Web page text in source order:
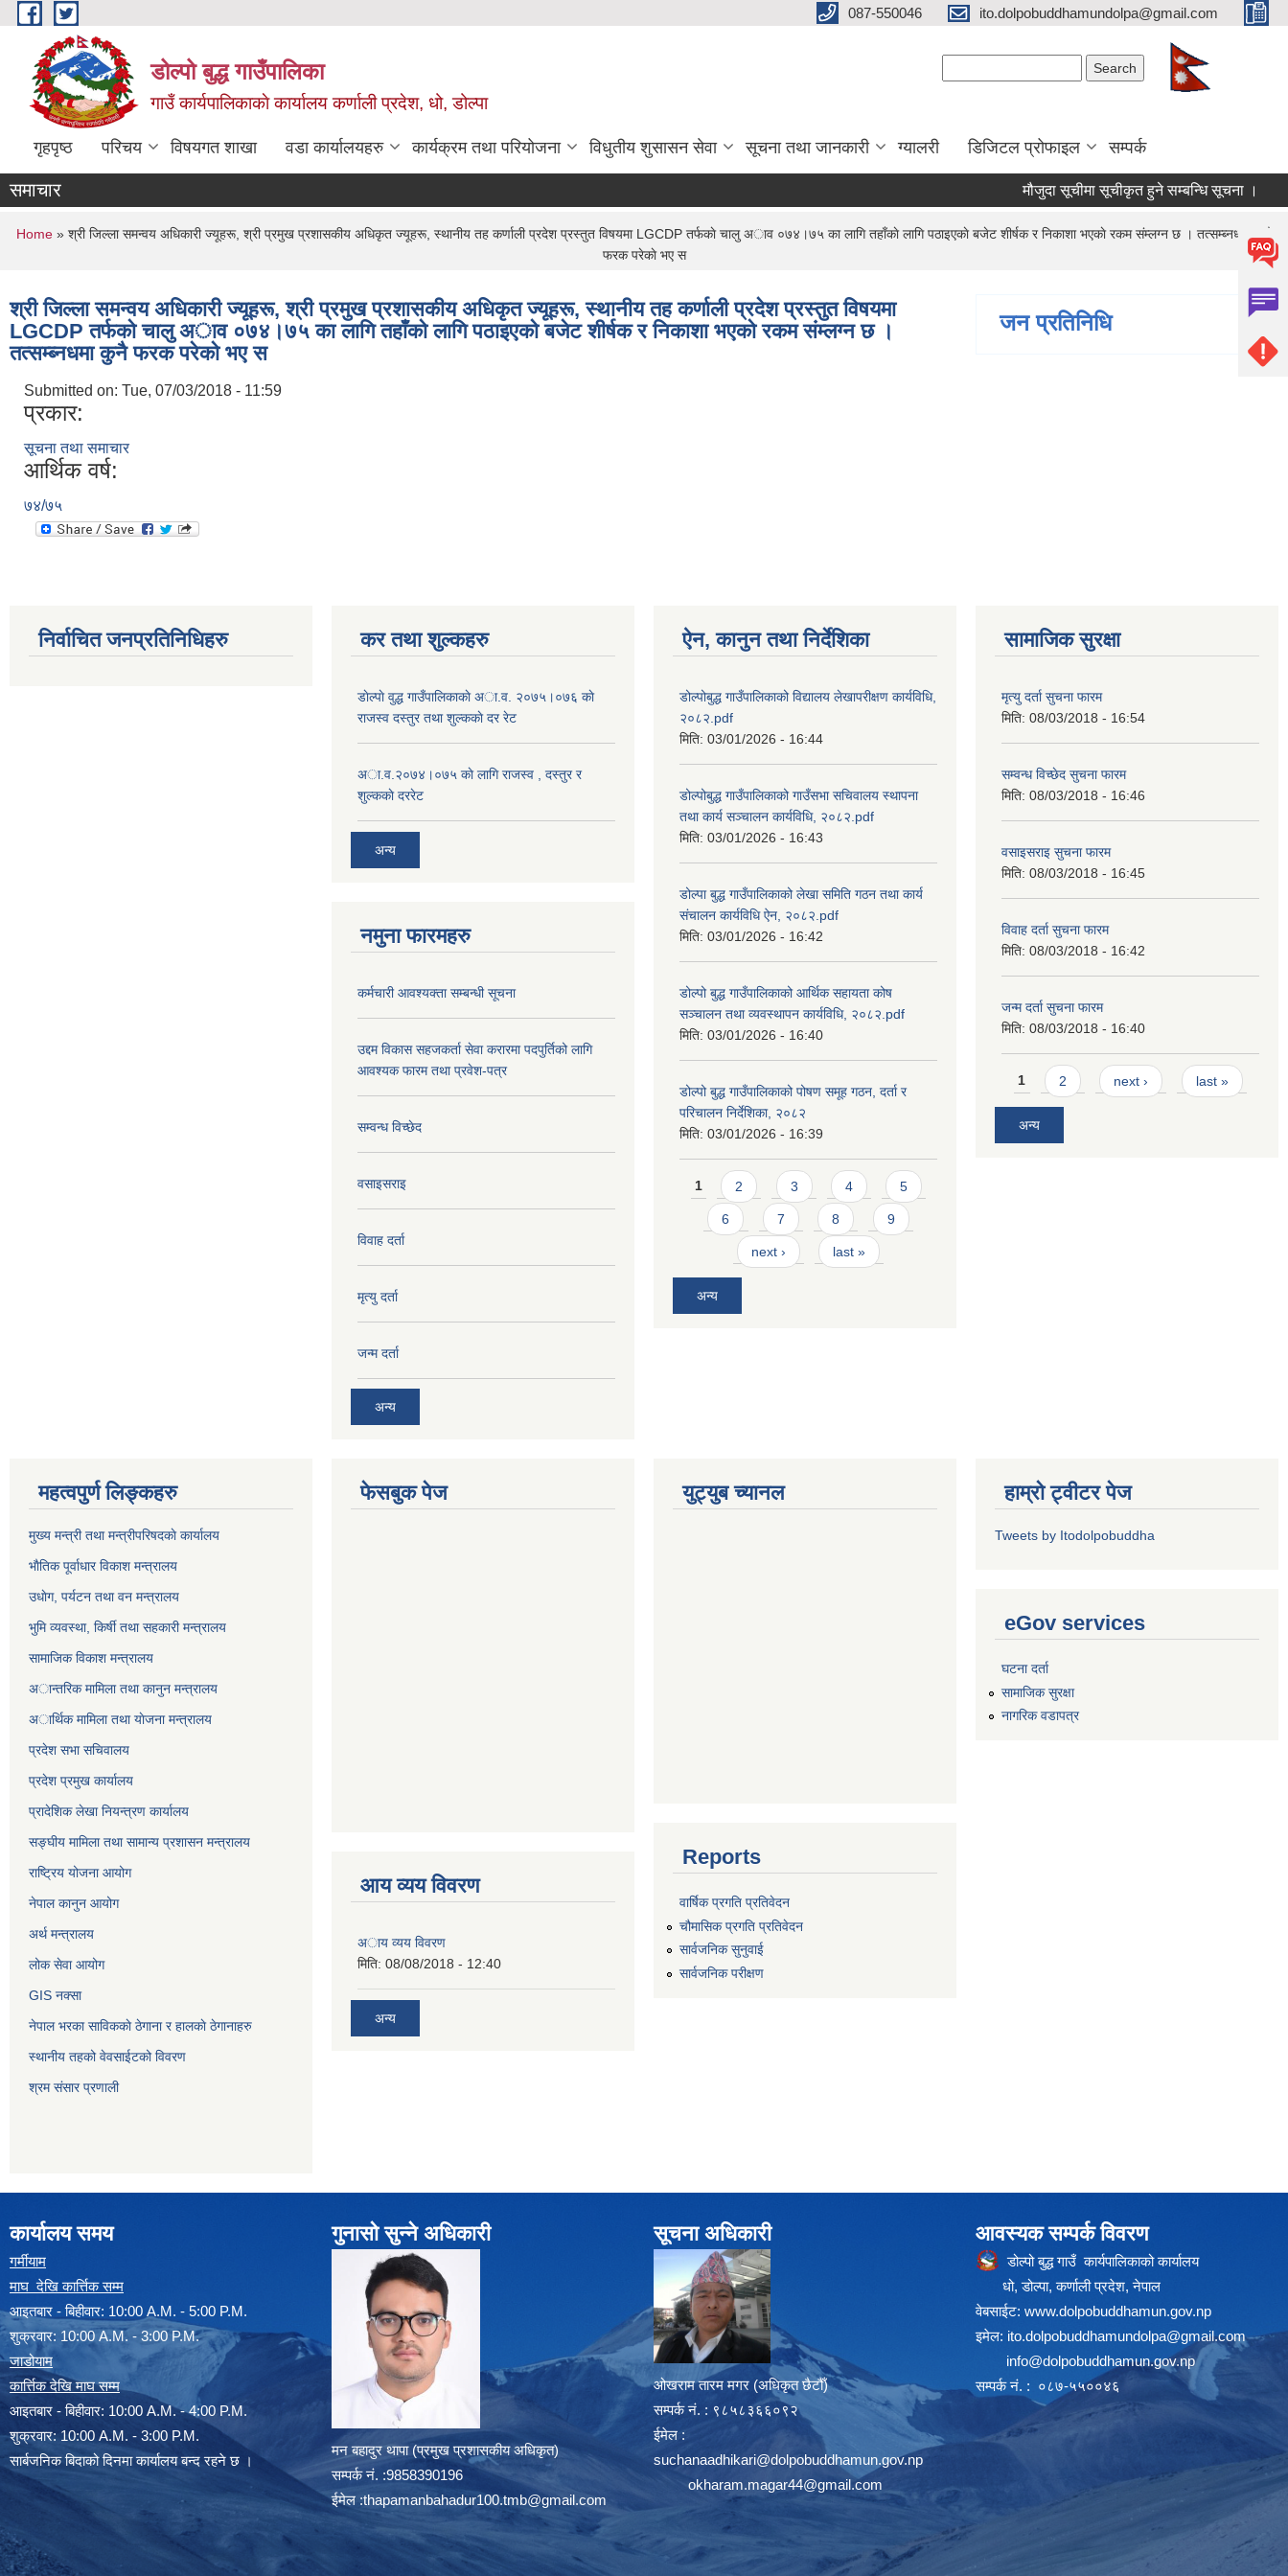
Skip to main content 087-550046 ito.dolpobuddhamundolpa@gmail.com
डोल्पो बुद्ध गाउँपालिका
गाउँ कार्यपालिकाकाे कार्यालय कर्णाली प्रदेश, धो, डोल्पा
गृहपृष्ठ परिचय विषयगत शाखा वडा कार्यालयहरु कार्यक्रम तथा परियोजना विधुतीय शुसासन सेवा सूचना तथा जानकारी ग्यालरी डिजिटल प्रोफाइल सम्पर्क
समाचार मौजुदा सूचीमा सूचीकृत हुने सम्बन्धि सूचना । चौथो
You are here
Home » श्री जिल्ला समन्वय अधिकारी ज्यूहरू, श्री प्रमुख प्रशासकीय अधिकृत ज्यूहरू, स्थानीय तह कर्णाली प्रदेश प्रस्तुत विषयमा LGCDP तर्फकाे चालु अाव ०७४।७५ का लागि तहाँकाे लागि पठाइएकाे बजेट शीर्षक र निकाशा भएकाे रकम संम्लग्न छ । तत्सम्ब्नधमा कुनै
फरक परेकाे भए स
श्री जिल्ला समन्वय अधिकारी ज्यूहरू, श्री प्रमुख प्रशासकीय अधिकृत ज्यूहरू, स्थानीय तह कर्णाली प्रदेश प्रस्तुत विषयमा
LGCDP तर्फकाे चालु अाव ०७४।७५ का लागि तहाँकाे लागि पठाइएकाे बजेट शीर्षक र निकाशा भएकाे रकम संम्लग्न छ ।
तत्सम्ब्नधमा कुनै फरक परेकाे भए स
Submitted on: Tue, 07/03/2018 - 11:59
प्रकार:
सूचना तथा समाचार
आर्थिक वर्ष:
७४/७५
जन प्रतिनिधि
निर्वाचित जनप्रतिनिधिहरु कर तथा शुल्कहरु
डाेल्पाे वुद्ध गाउँपालिकाकाे अा.व. २०७५।०७६ काे
राजस्व दस्तुर तथा शुल्ककाे दर रेट
अा.व.२०७४।०७५ काे लागि राजस्व , दस्तुर र
शुल्ककाे दररेट
अन्य
नमुना फारमहरु
कर्मचारी आवश्यक्ता सम्बन्धी सूचना
उद्दम विकास सहजकर्ता सेवा करारमा पदपुर्तिको लागि
आवश्यक फारम तथा प्रवेश-पत्र
सम्वन्ध विच्छेद
वसाइसराइ
विवाह दर्ता
मृत्यु दर्ता
जन्म दर्ता
अन्य
ऐन, कानुन तथा निर्देशिका
डोल्पोबुद्ध गाउँपालिकाको विद्यालय लेखापरीक्षण कार्यविधि,
२०८२.pdf
मिति: 03/01/2026 - 16:44
डोल्पोबुद्ध गाउँपालिकाको गाउँसभा सचिवालय स्थापना
तथा कार्य सञ्चालन कार्यविधि, २०८२.pdf
मिति: 03/01/2026 - 16:43
डोल्पा बुद्ध गाउँपालिकाको लेखा समिति गठन तथा कार्य
संचालन कार्यविधि ऐन, २०८२.pdf
मिति: 03/01/2026 - 16:42
डोल्पो बुद्ध गाउँपालिकाको आर्थिक सहायता कोष
सञ्चालन तथा व्यवस्थापन कार्यविधि, २०८२.pdf
मिति: 03/01/2026 - 16:40
डोल्पो बुद्ध गाउँपालिकाको पोषण समूह गठन, दर्ता र
परिचालन निर्देशिका, २०८२
मिति: 03/01/2026 - 16:39
Pages
1 2 3 4 5
6 7 8 9
next › last »
अन्य
सामाजिक सुरक्षा
मृत्यु दर्ता सुचना फारम
मिति: 08/03/2018 - 16:54
सम्वन्ध विच्छेद सुचना फारम
मिति: 08/03/2018 - 16:46
वसाइसराइ सुचना फारम
मिति: 08/03/2018 - 16:45
विवाह दर्ता सुचना फारम
मिति: 08/03/2018 - 16:42
जन्म दर्ता सुचना फारम
मिति: 08/03/2018 - 16:40
Pages
1 2 next › last »
अन्य
महत्वपुर्ण लिङ्कहरु
मुख्य मन्त्री तथा मन्त्रीपरिषदकाे कार्यालय
भाैतिक पूर्वाधार विकाश मन्त्रालय
उधाेग, पर्यटन तथा वन मन्त्रालय
भुमि व्यवस्था, किर्षी तथा सहकारी मन्त्रालय
सामाजिक विकाश मन्त्रालय
अान्तरिक मामिला तथा कानुन मन्त्रालय
अार्थिक मामिला तथा याेजना मन्त्रालय
प्रदेश सभा सचिवालय
प्रदेश प्रमुख कार्यालय
प्रादेशिक लेखा नियन्त्रण कार्यालय
सङ्‍घीय मामिला तथा सामान्य प्रशासन मन्त्रालय
राष्ट्रिय योजना आयोग
नेपाल कानुन आयोग
अर्थ मन्त्रालय
लोक सेवा आयोग
GIS नक्सा
नेपाल भरका साविककाे ठेगाना र हालकाे ठेगानाहरु
स्थानीय तहको वेवसाईटको विवरण
श्रम संसार प्रणाली
फेसबुक पेज
आय व्यय विवरण
अाय व्यय विवरण
मिति: 08/08/2018 - 12:40
अन्य
युट्युब च्यानल
Reports
वार्षिक प्रगति प्रतिवेदन
चौमासिक प्रगति प्रतिवेदन
सार्वजनिक सुनुवाई
सार्वजनिक परीक्षण
हाम्रो ट्वीटर पेज
Tweets by Itodolpobuddha
eGov services
घटना दर्ता
सामाजिक सुरक्षा
नागरिक वडापत्र
कार्यालय समय
गर्मीयाम
माघ देखि कार्त्तिक सम्म
आइतबार - बिहीवार: 10:00 A.M. - 5:00 P.M.
शुक्रवार: 10:00 A.M. - 3:00 P.M.
जाडोयाम
कार्त्तिक देखि माघ सम्म
आइतबार - बिहीवार: 10:00 A.M. - 4:00 P.M.
शुक्रवार: 10:00 A.M. - 3:00 P.M.
सार्बजनिक बिदाको दिनमा कार्यालय बन्द रहने छ ।
गुनासो सुन्ने अधिकारी
मन बहादुर थापा (प्रमुख प्रशासकीय अधिकृत)
सम्पर्क न‌ं. :9858390196
ईमेल :thapamanbahadur100.tmb@gmail.com
सूचना अधिकारी
ओखराम तारम मगर (अधिकृत छैटौँ)
सम्पर्क न‌ं. : ९८५८३६६०९२
ईमेल :
suchanaadhikari@dolpobuddhamun.gov.np
okharam.magar44@gmail.com
आवस्यक सम्पर्क विवरण
डोल्पो बुद्ध गाउँ कार्यपालिकाको कार्यालय
धो, डोल्पा, कर्णाली प्रदेश, नेपाल
वेबसाईट: www.dolpobuddhamun.gov.np
इमेल: ito.dolpobuddhamundolpa@gmail.com
info@dolpobuddhamun.gov.np
सम्पर्क नं. : ०८७-५५००४६